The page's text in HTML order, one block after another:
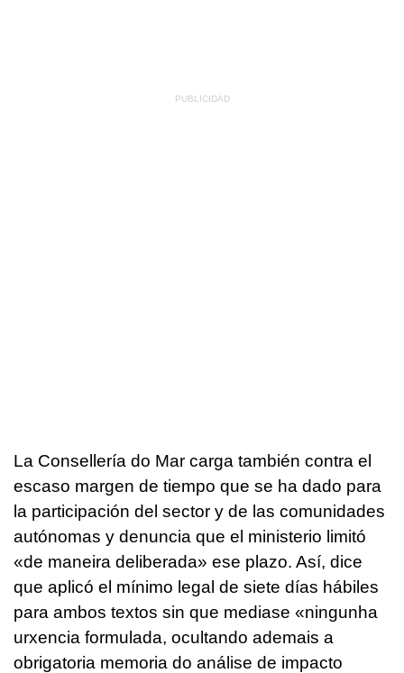
La Consellería do Mar carga también contra el
escaso margen de tiempo que se ha dado para
la participación del sector y de las comunidades
autónomas y denuncia que el ministerio limitó
«de maneira deliberada» ese plazo. Así, dice
que aplicó el mínimo legal de siete días hábiles
para ambos textos sin que mediase «ningunha
urxencia formulada, ocultando ademais a
obrigatoria memoria do análise de impacto